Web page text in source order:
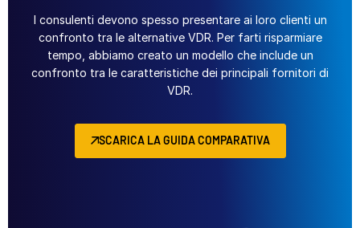
I consulenti devono spesso presentare ai loro clienti un
confronto tra le alternative VDR. Per farti risparmiare
tempo, abbiamo creato un modello che include un
confronto tra le caratteristiche dei principali fornitori di
VDR.
SCARICA LA GUIDA COMPARATIVA